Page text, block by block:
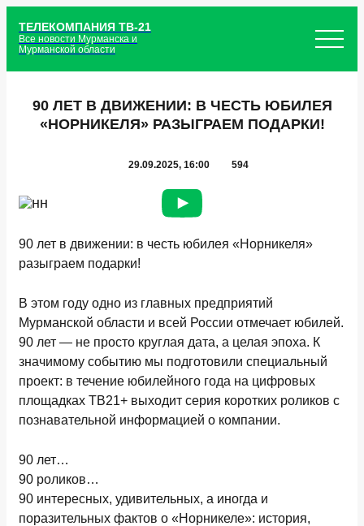
ТЕЛЕКОМПАНИЯ ТВ-21
Все новости Мурманска и
Мурманской области
90 ЛЕТ В ДВИЖЕНИИ: В ЧЕСТЬ ЮБИЛЕЯ
«НОРНИКЕЛЯ» РАЗЫГРАЕМ ПОДАРКИ!
29.09.2025, 16:00 594
90 лет в движении: в честь юбилея «Норникеля»
разыграем подарки!
В этом году одно из главных предприятий
Мурманской области и всей России отмечает юбилей.
90 лет — не просто круглая дата, а целая эпоха. К
значимому событию мы подготовили специальный
проект: в течение юбилейного года на цифровых
площадках ТВ21+ выходит серия коротких роликов с
познавательной информацией о компании.
90 лет…
90 роликов…
90 интересных, удивительных, а иногда и
поразительных фактов о «Норникеле»: история,